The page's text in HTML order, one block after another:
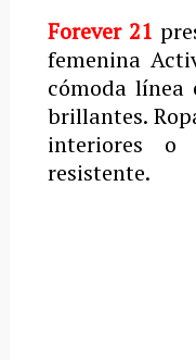
Forever 21
femenina
cómoda línea
brillantes.
interiores o
resistente.